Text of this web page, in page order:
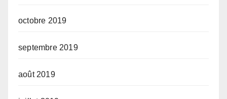
octobre 2019
septembre 2019
août 2019